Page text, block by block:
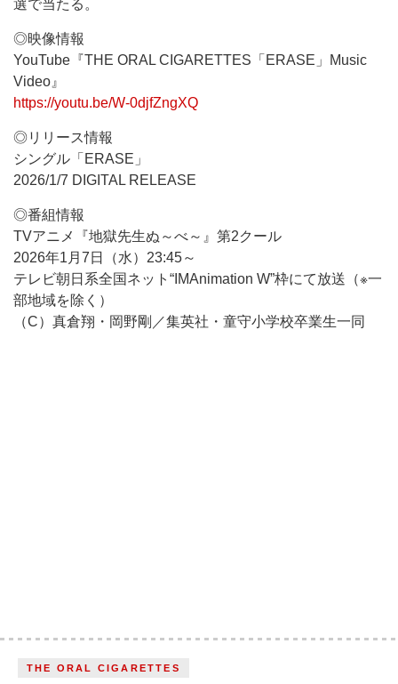
選で当たる。
◎映像情報
YouTube『THE ORAL CIGARETTES「ERASE」Music
Video』
https://youtu.be/W-0djfZngXQ
◎リリース情報
シングル「ERASE」
2026/1/7 DIGITAL RELEASE
◎番組情報
TVアニメ『地獄先生ぬ～べ～』第2クール
2026年1月7日（水）23:45～
テレビ朝日系全国ネット“IMAnimation W”枠にて放送（※一
部地域を除く）
（C）真倉翔・岡野剛／集英社・童守小学校卒業生一同
THE ORAL CIGARETTES